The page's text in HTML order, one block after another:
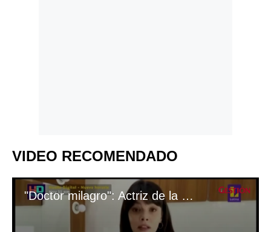
VIDEO RECOMENDADO
"Doctor milagro": Actriz de la serie pide ayuda para combatir los incendios en Turquía